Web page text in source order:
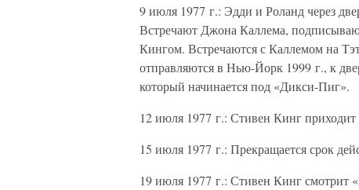
9 июля 1977 г.: Эдди и Роланд через
Встречают Джона Каллема,
Кингом. Встречаются с Каллемом на
отправляются в Нью-Йорк 1999 г., к
который начинается под «Дикси-Пиг».
12 июля 1977 г.: Стивен Кинг
15 июля 1977 г.: Прекращается срок
19 июля 1977 г.: Стивен Кинг смотрит